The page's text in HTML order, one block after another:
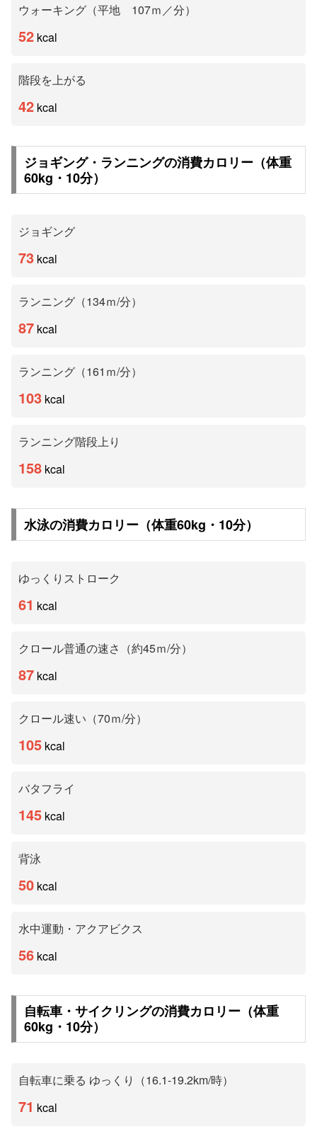
ウォーキング（平地 107ｍ／分）
52 kcal
階段を上がる
42 kcal
ジョギング・ランニングの消費カロリー（体重
60kg・ 10分）
ジョギング
73 kcal
ランニング（134ｍ/分）
87 kcal
ランニング（161ｍ/分）
103 kcal
ランニング階段上り
158 kcal
水泳の消費カロリー（体重60kg・ 10分）
ゆっくりストローク
61 kcal
クロール普通の速さ（約45ｍ/分）
87 kcal
クロール速い（70ｍ/分）
105 kcal
バタフライ
145 kcal
背泳
50 kcal
水中運動・アクアビクス
56 kcal
自転車・サイクリングの消費カロリー（体重
60kg・ 10分）
自転車に乗る ゆっくり（16.1-19.2km/時）
71 kcal